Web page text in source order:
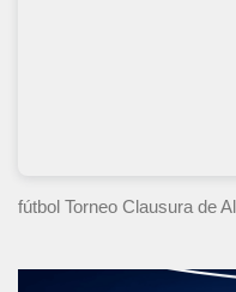
fútbol Torneo Clausura de